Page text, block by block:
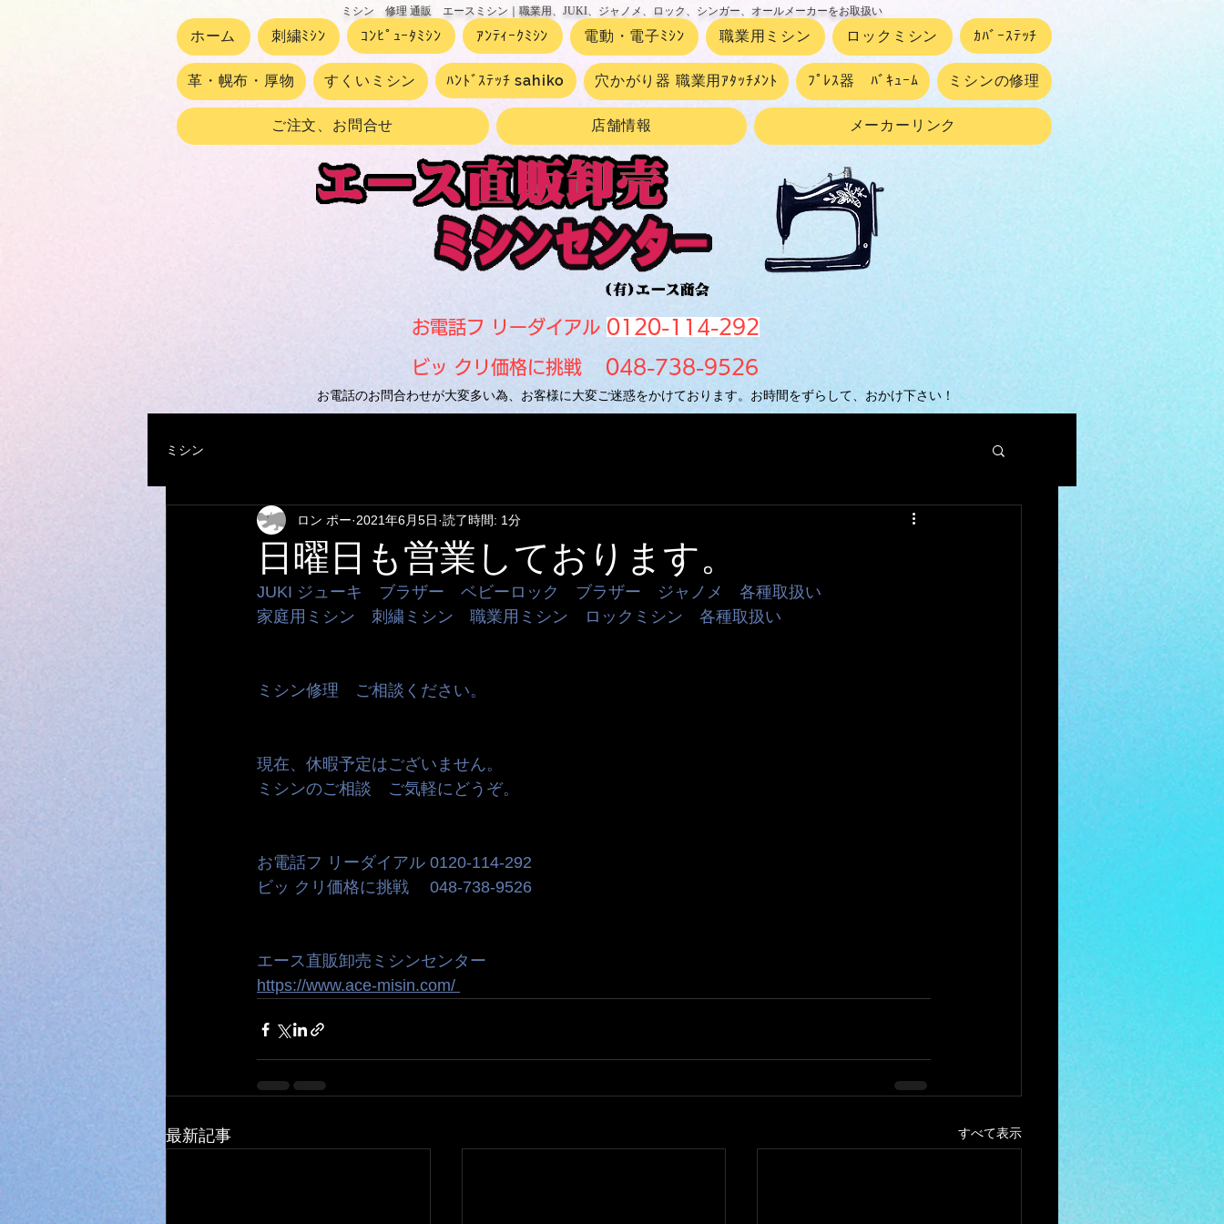
ホーム 刺繍ﾐｼﾝ ｺﾝﾋﾟｭｰﾀﾐｼﾝ ｱﾝﾃｨｰｸﾐｼﾝ 電動・電子ﾐｼﾝ 職業用ミシン ロックミシン ｶﾊﾞｰｽﾃｯﾁ
革・幌布・厚物 すくいミシン ﾊﾝﾄﾞｽﾃｯﾁ sahiko 穴かがり器 職業用ｱﾀｯﾁﾒﾝﾄ ﾌﾟﾚｽ器 ﾊﾞｷｭｰﾑ ミシンの修理
ご注文、お問合せ 店舗情報 メーカーリンク
ミシン 修理 通販 エースミシン｜職業用、JUKI、ジャノメ、ロック、シンガー、オールメーカーをお取扱い
お電話フ リーダイアル 0120-114-292
ビッ クリ価格に挑戦 048-738-9526
お電話のお問合わせが大変多い為、お客様に大変ご迷惑をかけております。お時間をずらして、おかけ下さい！
ミシン
日曜日も営業しております。
ロン ポー 2021年6月5日 読了時間: 1分
JUKI ジューキ　ブラザー　ベビーロック　ブラザー　ジャノメ　各種取扱い
家庭用ミシン　刺繍ミシン　職業用ミシン　ロックミシン　各種取扱い
ミシン修理　ご相談ください。
現在、休暇予定はございません。
ミシンのご相談　ご気軽にどうぞ。
お電話フ リーダイアル 0120-114-292
ビッ クリ価格に挑戦　 048-738-9526
エース直販卸売ミシンセンター
https://www.ace-misin.com/
最新記事 すべて表示